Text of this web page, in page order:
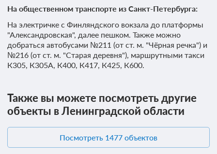
На общественном транспорте из Санкт-Петербурга:
На электричке с Финляндского вокзала до платформы
"Александровская", далее пешком. Также можно
добраться автобусами №211 (от ст. м. "Чёрная речка") и
№216 (от ст. м. "Старая деревня"), маршрутными такси
К305, К305А, К400, К417, К425, К600.
Также вы можете посмотреть другие
объекты в Ленинградской области
Посмотреть 1477 объектов